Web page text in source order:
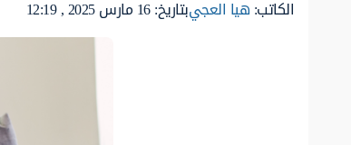
الكاتب:هيا العجيبتاريخ: 16 مارس 2025 , 12:19